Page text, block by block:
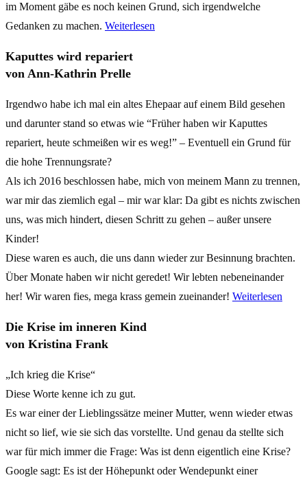
im Moment gäbe es noch keinen Grund, sich irgendwelche
Gedanken zu machen. Weiterlesen
Kaputtes wird repariert
von Ann-Kathrin Prelle
Irgendwo habe ich mal ein altes Ehepaar auf einem Bild gesehen
und darunter stand so etwas wie “Früher haben wir Kaputtes
repariert, heute schmeißen wir es weg!” – Eventuell ein Grund für
die hohe Trennungsrate?
Als ich 2016 beschlossen habe, mich von meinem Mann zu trennen,
war mir das ziemlich egal – mir war klar: Da gibt es nichts zwischen
uns, was mich hindert, diesen Schritt zu gehen – außer unsere
Kinder!
Diese waren es auch, die uns dann wieder zur Besinnung brachten.
Über Monate haben wir nicht geredet! Wir lebten nebeneinander
her! Wir waren fies, mega krass gemein zueinander! Weiterlesen
Die Krise im inneren Kind
von Kristina Frank
„Ich krieg die Krise“
Diese Worte kenne ich zu gut.
Es war einer der Lieblingssätze meiner Mutter, wenn wieder etwas
nicht so lief, wie sie sich das vorstellte. Und genau da stellte sich
war für mich immer die Frage: Was ist denn eigentlich eine Krise?
Google sagt: Es ist der Höhepunkt oder Wendepunkt einer